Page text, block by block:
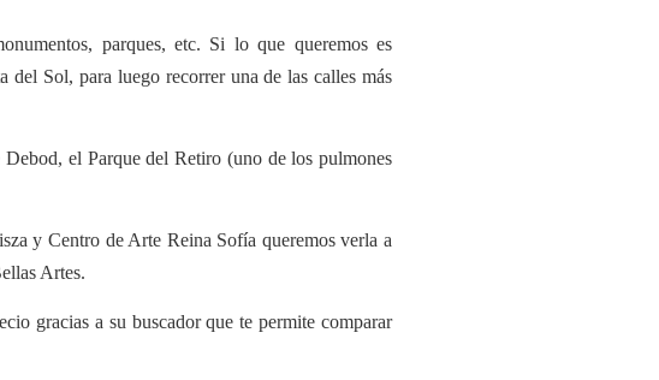
parques, etc. Si lo que queremos es
del Sol, para luego recorrer una de las calles más
el Parque del Retiro (uno de los pulmones
y Centro de Arte Reina Sofía queremos verla a
Artes.
gracias a su buscador que te permite comparar